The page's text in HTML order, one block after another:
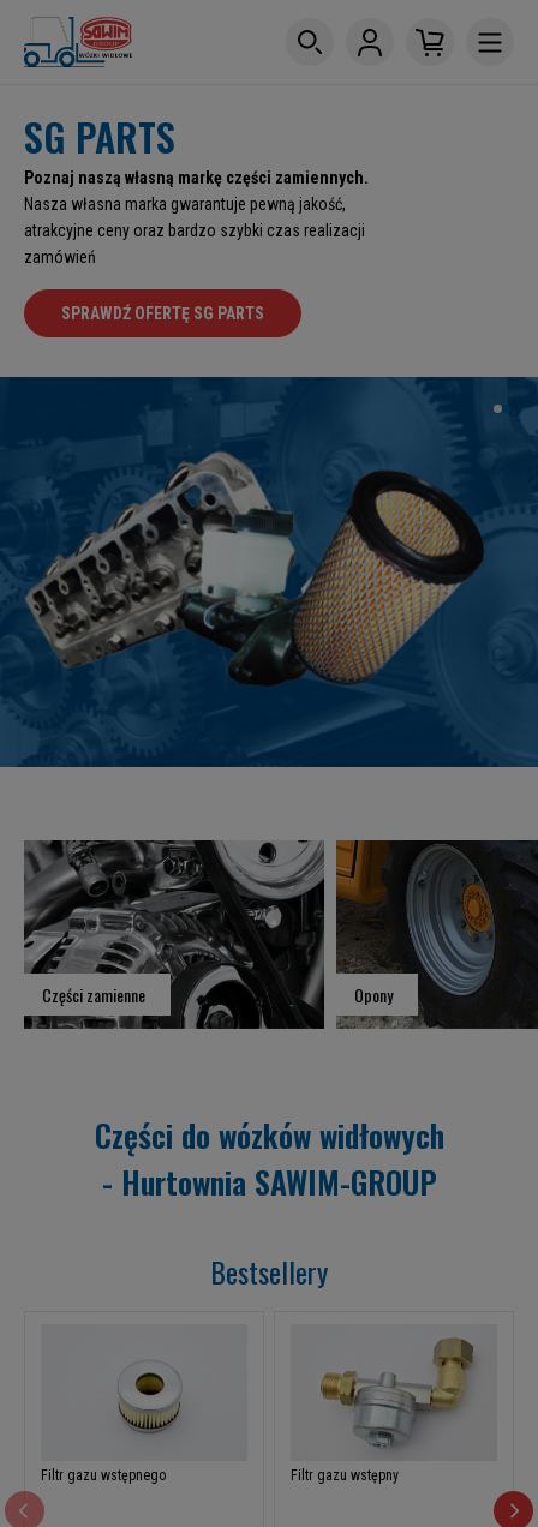
SG PARTS
Poznaj naszą własną markę części zamiennych.
Nasza własna marka gwarantuje pewną jakość,
atrakcyjne ceny oraz bardzo szybki czas realizacji
zamówień
SPRAWDŹ OFERTĘ SG PARTS
Części zamienne Opony
Części do wózków widłowych
- Hurtownia SAWIM-GROUP
Bestsellery
Filtr gazu wstępnego Filtr gazu wstępny